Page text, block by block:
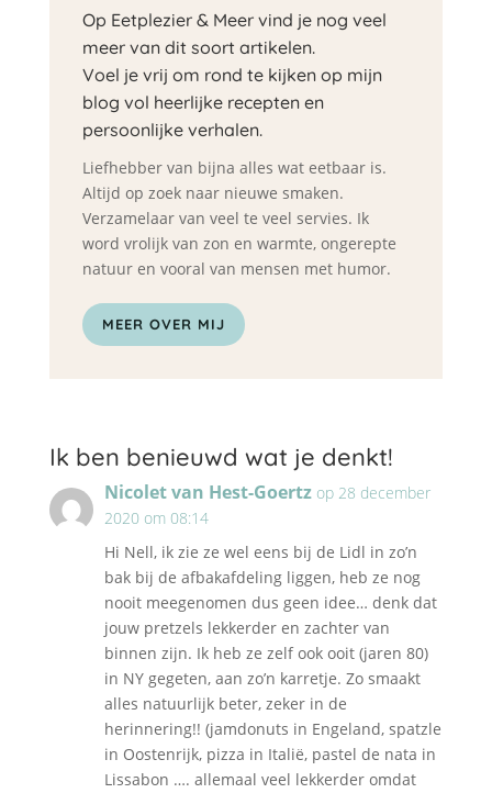
Op Eetplezier & Meer vind je nog veel
meer van dit soort artikelen.
Voel je vrij om rond te kijken op mijn
blog vol heerlijke recepten en
persoonlijke verhalen.
Liefhebber van bijna alles wat eetbaar is.
Altijd op zoek naar nieuwe smaken.
Verzamelaar van veel te veel servies. Ik
word vrolijk van zon en warmte, ongerepte
natuur en vooral van mensen met humor.
MEER OVER MIJ
Ik ben benieuwd wat je denkt!
Nicolet van Hest-Goertz op 28 december
2020 om 08:14
Hi Nell, ik zie ze wel eens bij de Lidl in zo’n
bak bij de afbakafdeling liggen, heb ze nog
nooit meegenomen dus geen idee… denk dat
jouw pretzels lekkerder en zachter van
binnen zijn. Ik heb ze zelf ook ooit (jaren 80)
in NY gegeten, aan zo’n karretje. Zo smaakt
alles natuurlijk beter, zeker in de
herinnering!! (jamdonuts in Engeland, spatzle
in Oostenrijk, pizza in Italië, pastel de nata in
Lissabon …. allemaal veel lekkerder omdat